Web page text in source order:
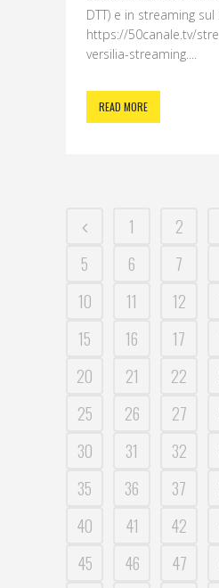
DTT) e in streaming
https://50canale.tv/
versilia-streaming....
READ MORE
1 2
5
6 7
10
11 12
15
16 17
20
21 22
25
26 27
30
31 32
35
36 37
40
41 42
45
46 47